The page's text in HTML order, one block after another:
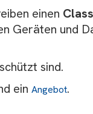
einen
Geräten und
sind.
ein Angebot.